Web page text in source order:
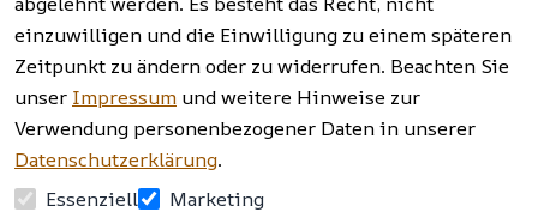
einzuwilligen und die Einwilligung zu einem späteren
Zeitpunkt zu ändern oder zu widerrufen. Beachten Sie
unser Impressum und weitere Hinweise zur
Verwendung personenbezogener Daten in unserer
Datenschutzerklärung.
Essenziell
Marketing
Widerrufsrecht